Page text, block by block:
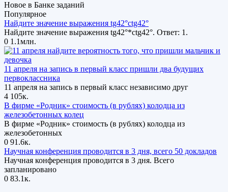
Новое в Банке заданий
Популярное
Найдите значение выражения tg42°ctg42°
Найдите значение выражения tg42°*ctg42°. Ответ: 1.
0 1.1млн.
11 апреля на запись в первый класс пришли два будущих
первоклассника
11 апреля на запись в первый класс независимо друг
4 105к.
В фирме «Родник» стоимость (в рублях) колодца из
железобетонных колец
В фирме «Родник» стоимость (в рублях) колодца из
железобетонных
0 91.6к.
Научная конференция проводится в 3 дня, всего 50 докладов
Научная конференция проводится в 3 дня. Всего
запланировано
0 83.1к.